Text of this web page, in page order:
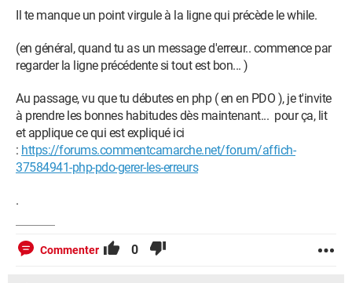
?>
ça me dit qu'il ya un souci avec "while".
voici le message d'erreur sur le navigateur:
Parse error: syntax error, unexpected token "while"
in C:\Users\BON PIerre\Documents\IT Innovation
Laravel\entrainement\minichat.phpon line29
Il te manque un point virgule à la ligne qui précède le while.
(en général, quand tu as un message d'erreur.. commence par
regarder la ligne précédente si tout est bon... )
Au passage, vu que tu débutes en php ( en en PDO ), je t'invite
à prendre les bonnes habitudes dès maintenant... pour ça, lit
et applique ce qui est expliqué ici
: https://forums.commentcamarche.net/forum/affich-
37584941-php-pdo-gerer-les-erreurs
.
Commenter 0